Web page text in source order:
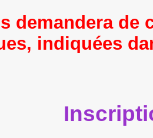
demandera de
indiquées